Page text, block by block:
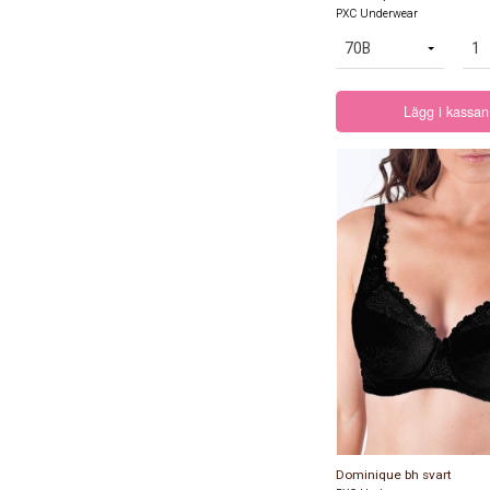
100C
100E
100F
100H
105B 105D
105F
105G
PXC Underwear
Lägg i kassan
Dominique bh svart